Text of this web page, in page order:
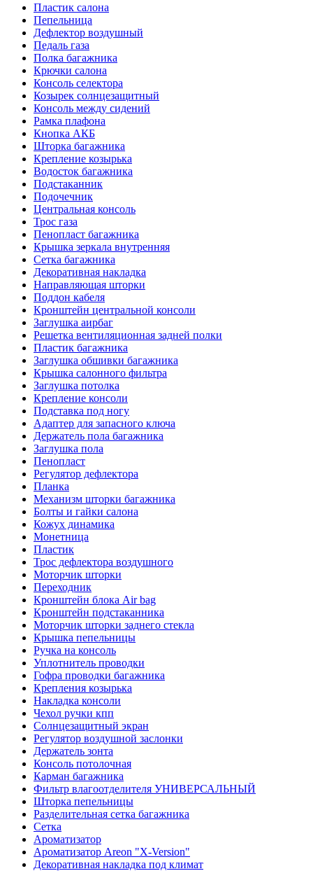
Пластик салона
Пепельница
Дефлектор воздушный
Педаль газа
Полка багажника
Крючки салона
Консоль селектора
Козырек солнцезащитный
Консоль между сидений
Рамка плафона
Кнопка АКБ
Шторка багажника
Крепление козырька
Водосток багажника
Подстаканник
Подочечник
Центральная консоль
Трос газа
Пенопласт багажника
Крышка зеркала внутренняя
Сетка багажника
Декоративная накладка
Направляющая шторки
Поддон кабеля
Кронштейн центральной консоли
Заглушка аирбаг
Решетка вентиляционная задней полки
Пластик багажника
Заглушка обшивки багажника
Крышка салонного фильтра
Заглушка потолка
Крепление консоли
Подставка под ногу
Адаптер для запасного ключа
Держатель пола багажника
Заглушка пола
Пенопласт
Регулятор дефлектора
Планка
Механизм шторки багажника
Болты и гайки салона
Кожух динамика
Монетница
Пластик
Трос дефлектора воздушного
Моторчик шторки
Переходник
Кронштейн блока Air bag
Кронштейн подстаканника
Моторчик шторки заднего стекла
Крышка пепельницы
Ручка на консоль
Уплотнитель проводки
Гофра проводки багажника
Крепления козырька
Накладка консоли
Чехол ручки кпп
Солнцезащитный экран
Регулятор воздушной заслонки
Держатель зонта
Консоль потолочная
Карман багажника
Фильтр влагоотделителя УНИВЕРСАЛЬНЫЙ
Шторка пепельницы
Разделительная сетка багажника
Сетка
Ароматизатор
Ароматизатор Areon "X-Version"
Декоративная накладка под климат